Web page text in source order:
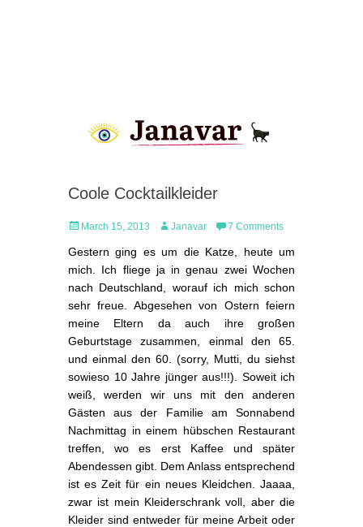
Coole Cocktailkleider
PostedMarch 15, 2013 Author
Janavar 7 Comments
Gestern ging es um die Katze, heute um
mich. Ich fliege ja in genau zwei Wochen
nach Deutschland, worauf ich mich schon
sehr freue. Abgesehen von Ostern feiern
meine Eltern da auch ihre großen
Geburtstage zusammen, einmal den 65.
und einmal den 60. (sorry, Mutti, du siehst
sowieso 10 Jahre jünger aus!!!). Soweit ich
weiß, werden wir uns mit den anderen
Gästen aus der Familie am Sonnabend
Nachmittag in einem hübschen Restaurant
treffen, wo es erst Kaffee und später
Abendessen gibt. Dem Anlass entsprechend
ist es Zeit für ein neues Kleidchen. Jaaaa,
zwar ist mein Kleiderschrank voll, aber die
Kleider sind entweder für meine Arbeit oder